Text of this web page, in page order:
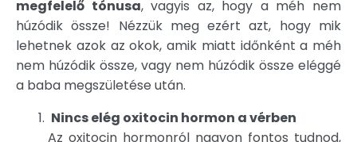
megfelelő tónusa, vagyis az, hogy a méh nem
húzódik össze! Nézzük meg ezért azt, hogy mik
lehetnek azok az okok, amik miatt időnként a méh
nem húzódik össze, vagy nem húzódik össze eléggé
a baba megszületése után.
Nincs elég oxitocin hormon a vérben
Az oxitocin hormonról nagyon fontos tudnod,